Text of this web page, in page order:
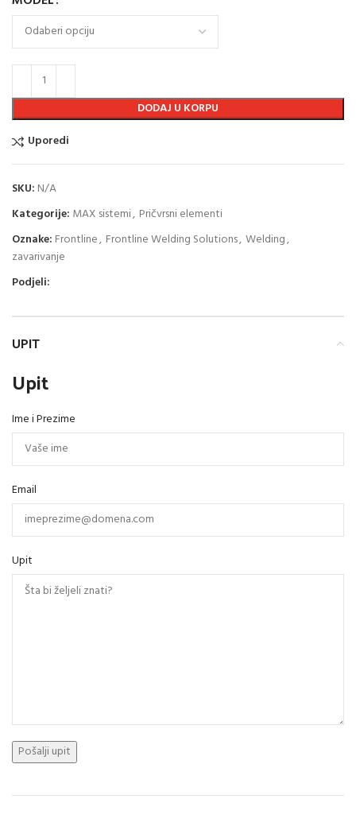
DODAJ U KORPU
Uporedi
SKU: N/A
Kategorije: MAX sistemi, Pričvrsni elementi
Oznake: Frontline, Frontline Welding Solutions, Welding,
zavarivanje
Podjeli:
UPIT
Upit
Ime i Prezime
Email
Upit